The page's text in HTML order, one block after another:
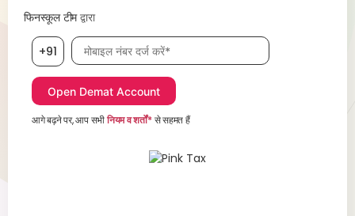
फिनस्कूल टीमद्वारा
+91 मोबाइल नंबर आवश्यक है
आगे बढ़ने पर, आप सभीनियम व शर्तों*से सहमत हैं